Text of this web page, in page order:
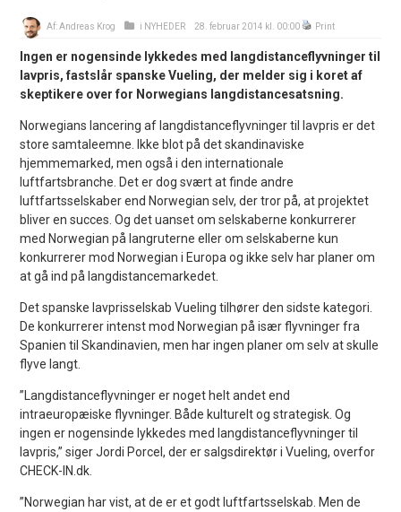
Af:Andreas Krog i NYHEDER 28. februar 2014 kl. 00:00 Print
Ingen er nogensinde lykkedes med langdistanceflyvninger til
lavpris, fastslår spanske Vueling, der melder sig i koret af
skeptikere over for Norwegians langdistancesatsning.
Norwegians lancering af langdistanceflyvninger til lavpris er det
store samtaleemne. Ikke blot på det skandinaviske
hjemmemarked, men også i den internationale
luftfartsbranche. Det er dog svært at finde andre
luftfartsselskaber end Norwegian selv, der tror på, at projektet
bliver en succes. Og det uanset om selskaberne konkurrerer
med Norwegian på langruterne eller om selskaberne kun
konkurrerer mod Norwegian i Europa og ikke selv har planer om
at gå ind på langdistancemarkedet.
Det spanske lavprisselskab Vueling tilhører den sidste kategori.
De konkurrerer intenst mod Norwegian på især flyvninger fra
Spanien til Skandinavien, men har ingen planer om selv at skulle
flyve langt.
”Langdistanceflyvninger er noget helt andet end
intraeuropæiske flyvninger. Både kulturelt og strategisk. Og
ingen er nogensinde lykkedes med langdistanceflyvninger til
lavpris,” siger Jordi Porcel, der er salgsdirektør i Vueling, overfor
CHECK-IN.dk.
”Norwegian har vist, at de er et godt luftfartsselskab. Men de